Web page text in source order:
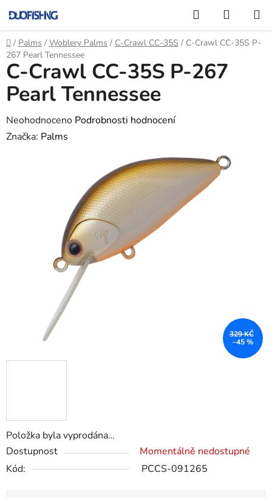
na
obsah
Hledat
KOŠÍK
Domů
/ Palms / Woblery Palms / C-Crawl CC-35S / C-Crawl CC-35S P-
267 Pearl Tennessee
Položka byla vyprodána…
Dostupnost
Momentálně nedostupné
Kód:
PCCS-091265
C-Crawl CC-35S P-267
Pearl Tennessee
Průměrné
hodnocení
Neohodnoceno Podrobnosti hodnocení
Značka: Palms
329 KČ
–45 %